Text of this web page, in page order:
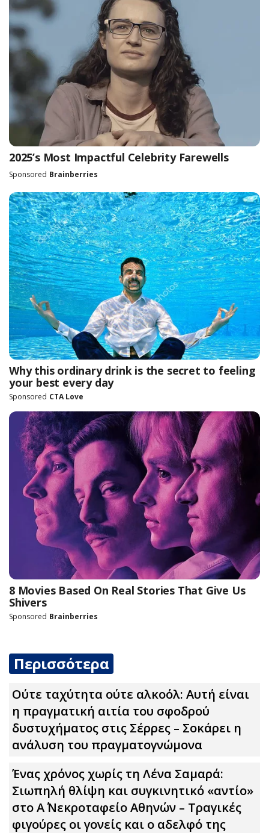
Περισσότερα
Ούτε ταχύτητα ούτε αλκοόλ: Αυτή είναι
η πραγματική αιτία του σφοδρού
δυστυχήματος στις Σέρρες – Σοκάρει η
ανάλυση του πραγματογνώμονα
Ένας χρόνος χωρίς τη Λένα Σαμαρά:
Σιωπηλή θλίψη και συγκινητικό «αντίο»
στο Α΄ Νεκροταφείο Αθηνών – Τραγικές
φιγούρες οι γονείς και ο αδελφό της